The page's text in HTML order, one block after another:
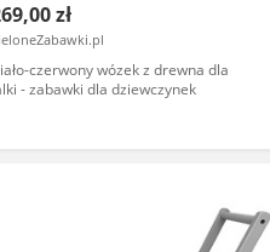
zł
czerwony wózek z drewna dla
- zabawki dla dziewczynek